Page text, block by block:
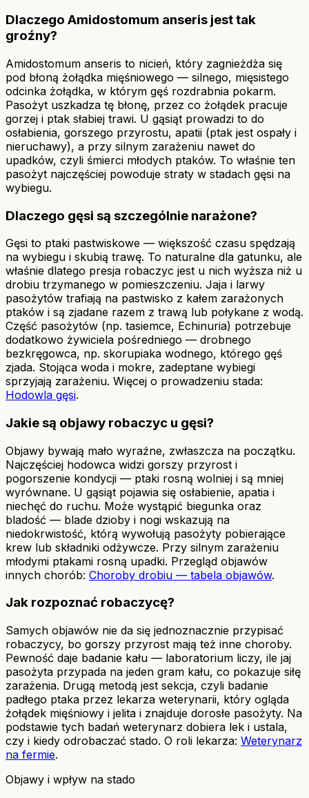
Dlaczego Amidostomum anseris jest tak
groźny?
Amidostomum anseris to nicień, który zagnieżdża się
pod błoną żołądka mięśniowego — silnego, mięsistego
odcinka żołądka, w którym gęś rozdrabnia pokarm.
Pasożyt uszkadza tę błonę, przez co żołądek pracuje
gorzej i ptak słabiej trawi. U gąsiąt prowadzi to do
osłabienia, gorszego przyrostu, apatii (ptak jest ospały i
nieruchawy), a przy silnym zarażeniu nawet do
upadków, czyli śmierci młodych ptaków. To właśnie ten
pasożyt najczęściej powoduje straty w stadach gęsi na
wybiegu.
Dlaczego gęsi są szczególnie narażone?
Gęsi to ptaki pastwiskowe — większość czasu spędzają
na wybiegu i skubią trawę. To naturalne dla gatunku, ale
właśnie dlatego presja robaczyc jest u nich wyższa niż u
drobiu trzymanego w pomieszczeniu. Jaja i larwy
pasożytów trafiają na pastwisko z kałem zarażonych
ptaków i są zjadane razem z trawą lub połykane z wodą.
Część pasożytów (np. tasiemce, Echinuria) potrzebuje
dodatkowo żywiciela pośredniego — drobnego
bezkręgowca, np. skorupiaka wodnego, którego gęś
zjada. Stojąca woda i mokre, zadeptane wybiegi
sprzyjają zarażeniu. Więcej o prowadzeniu stada:
Hodowla gęsi.
Jakie są objawy robaczyc u gęsi?
Objawy bywają mało wyraźne, zwłaszcza na początku.
Najczęściej hodowca widzi gorszy przyrost i
pogorszenie kondycji — ptaki rosną wolniej i są mniej
wyrównane. U gąsiąt pojawia się osłabienie, apatia i
niechęć do ruchu. Może wystąpić biegunka oraz
bladość — blade dzioby i nogi wskazują na
niedokrwistość, którą wywołują pasożyty pobierające
krew lub składniki odżywcze. Przy silnym zarażeniu
młodymi ptakami rosną upadki. Przegląd objawów
innych chorób: Choroby drobiu — tabela objawów.
Jak rozpoznać robaczycę?
Samych objawów nie da się jednoznacznie przypisać
robaczycy, bo gorszy przyrost mają też inne choroby.
Pewność daje badanie kału — laboratorium liczy, ile jaj
pasożyta przypada na jeden gram kału, co pokazuje siłę
zarażenia. Drugą metodą jest sekcja, czyli badanie
padłego ptaka przez lekarza weterynarii, który ogląda
żołądek mięśniowy i jelita i znajduje dorosłe pasożyty. Na
podstawie tych badań weterynarz dobiera lek i ustala,
czy i kiedy odrobaczać stado. O roli lekarza: Weterynarz
na fermie.
Objawy i wpływ na stado